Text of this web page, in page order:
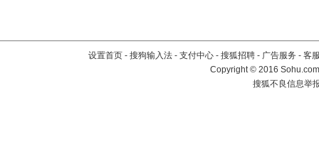
设置首页 - 搜狗输入法 - 支付中心 - 搜狐招聘 - 广告服务 - 客
Copyright©2016
搜狐不良信息举